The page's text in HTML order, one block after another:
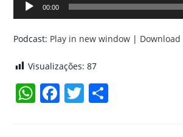
de
00:00
Podcast: Play in new window | Download
Visualizações:87
W F T